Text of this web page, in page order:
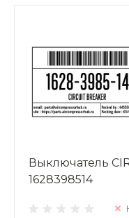
Выключатель
1628398514